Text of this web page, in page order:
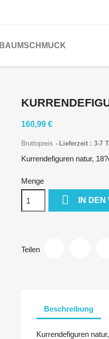
BAUMSCHMUCK
160,99 €
Bruttopreis Lieferzeit : 3-7
Kurrendefiguren natur,
Menge
 IN
Teilen
Beschreibung
Kurrendefiguren